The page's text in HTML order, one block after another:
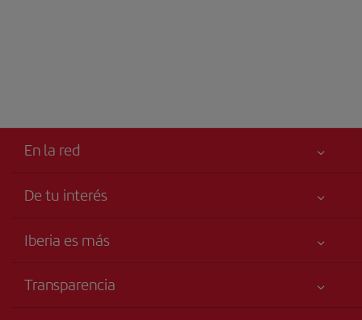
En la red
De tu interés
Accesibilidad
Iberia es más
Grupo Iberia
Transparencia